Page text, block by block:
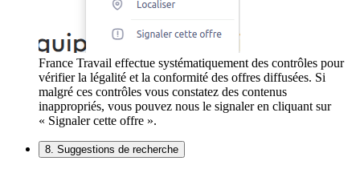
France Travail effectue systématiquement des contrôles pour
vérifier la légalité et la conformité des offres diffusées. Si
malgré ces contrôles vous constatez des contenus
inappropriés, vous pouvez nous le signaler en cliquant sur
« Signaler cette offre ».
8. Suggestions de recherche